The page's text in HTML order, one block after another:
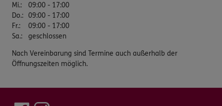
Mi.:
09:00 - 17:00
Do.: 09:00 - 17:00
Fr.:
09:00 - 17:00
Sa.: geschlossen
Nach Vereinbarung sind Termine auch außerhalb der
Öffnungszeiten möglich.